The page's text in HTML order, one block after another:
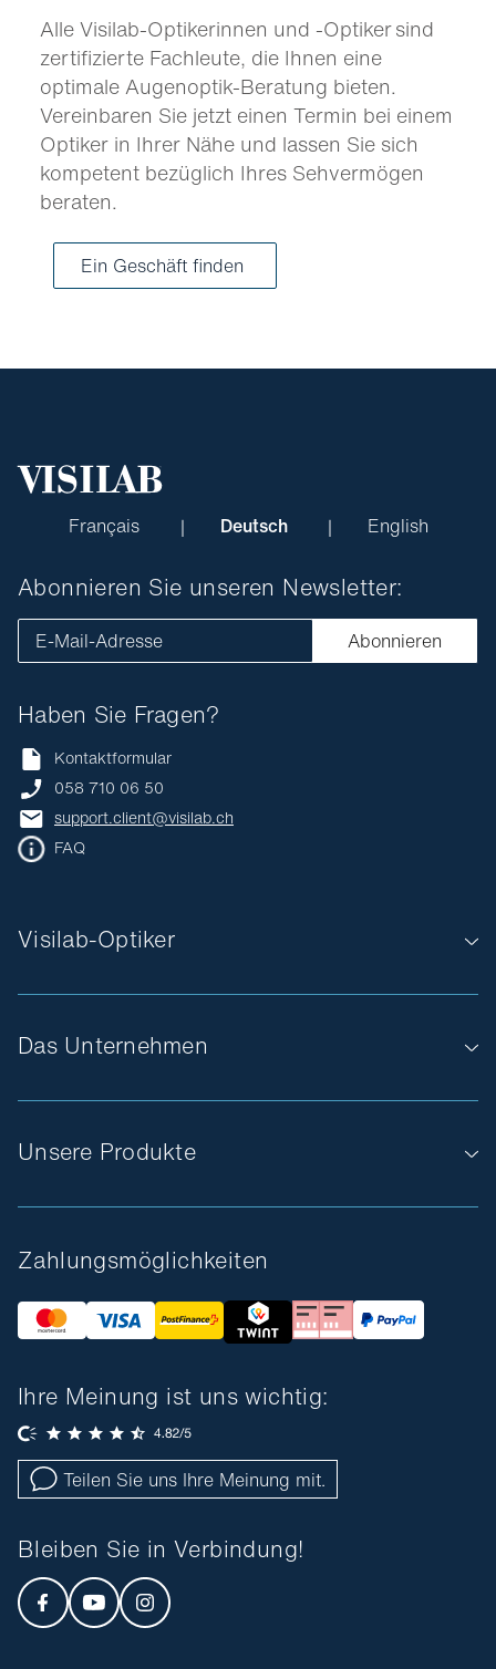
Alle Visilab-Optikerinnen und -Optiker sind
zertifizierte Fachleute, die Ihnen eine
optimale Augenoptik-Beratung bieten.
Vereinbaren Sie jetzt einen Termin bei einem
Optiker in Ihrer Nähe und lassen Sie sich
kompetent bezüglich Ihres Sehvermögen
beraten.
Ein Geschäft finden
Français Deutsch English
Das Unternehmen
Unsere Produkte
Visilab-Optiker
Haben Sie Fragen?
Kontaktformular
058 710 06 50
support.client@visilab.ch
FAQ
Abonnieren Sie unseren Newsletter:
E-Mail-Adresse Abonnieren
Zahlungsmöglichkeiten
Ihre Meinung ist uns wichtig:
Teilen Sie uns Ihre Meinung mit.
Bleiben Sie in Verbindung!